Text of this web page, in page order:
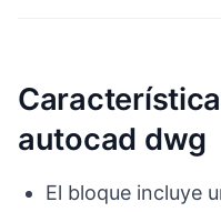
autocad dwg
El bloque incluye